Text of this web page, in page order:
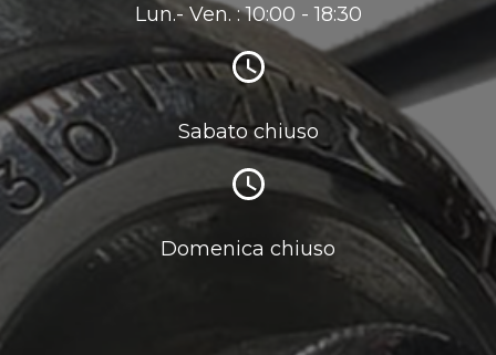
Lun.- Ven. : 10:00 - 18:30
Sabato chiuso
Domenica chiuso